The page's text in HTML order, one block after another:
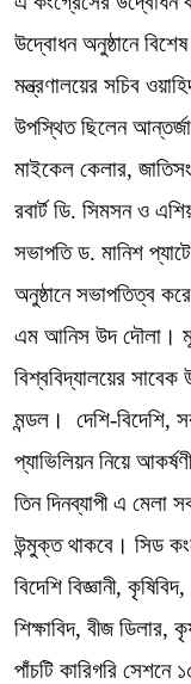
উদ্বোধন অনুষ্ঠানে
মন্ত্রণালয়ের সচিব
উপস্থিত ছিলেন
মাইকেল কেলার,
রবার্ট ডি. সিমসন ও
সভাপতি ড. মানিশ
অনুষ্ঠানে সভাপতিত্ব
এম আনিস উদ দৌলা।
বিশ্ববিদ্যালয়ের
মন্ডল। দেশি-বিদেশি,
প্যাভিলিয়ন নিয়ে
তিন দিনব্যাপী এ মেলা
উন্মুক্ত থাকবে। সিড
বিদেশি বিজ্ঞানী,
শিক্ষাবিদ, বীজ
পাঁচটি কারিগরি সেশনে